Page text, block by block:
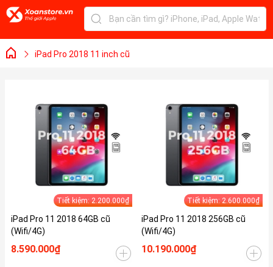
iPad Pro 2018 11 inch cũ
Tiết kiệm: 2.200.000₫
iPad Pro 11 2018 64GB cũ
(Wifi/4G)
8.590.000₫
Tiết kiệm: 2.600.000₫
iPad Pro 11 2018 256GB cũ
(Wifi/4G)
10.190.000₫